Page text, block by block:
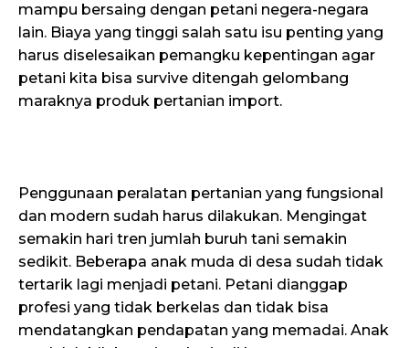
mampu bersaing dengan petani negera-negara
lain. Biaya yang tinggi salah satu isu penting yang
harus diselesaikan pemangku kepentingan agar
petani kita bisa survive ditengah gelombang
maraknya produk pertanian import.
Penggunaan peralatan pertanian yang fungsional
dan modern sudah harus dilakukan. Mengingat
semakin hari tren jumlah buruh tani semakin
sedikit. Beberapa anak muda di desa sudah tidak
tertarik lagi menjadi petani. Petani dianggap
profesi yang tidak berkelas dan tidak bisa
mendatangkan pendapatan yang memadai. Anak